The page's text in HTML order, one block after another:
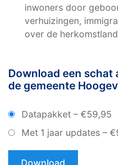
inwoners door
verhuizingen,
over de
Download een schat
de gemeente
Datapakket – €59,95
Met 1 jaar updates –
Download